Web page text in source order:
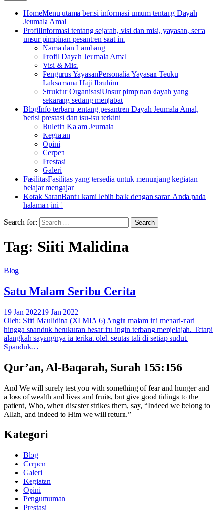
HomeMenu utama berisi informasi umum tentang Dayah
Jeumala Amal
ProfilInformasi tentang sejarah, visi dan misi, yayasan, serta
unsur pimpinan pesantren saat ini
Nama dan Lambang
Profil Dayah Jeumala Amal
Visi & Misi
Pengurus YayasanPersonalia Yayasan Teuku
Laksamana Haji Ibrahim
Struktur OrganisasiUnsur pimpinan dayah yang
sekarang sedang menjabat
BlogInfo terbaru tentang pesantren Dayah Jeumala Amal,
berisi prestasi dan isu-isu terkini
Buletin Kalam Jeumala
Kegiatan
Opini
Cerpen
Prestasi
Galeri
FasilitasFasilitas yang tersedia untuk menunjang kegiatan
belajar mengajar
Kotak SaranBantu kami lebih baik dengan saran Anda pada
halaman ini !
Search for:
Tag: Siiti Malidina
Blog
Satu Malam Seribu Cerita
19 Jan 202219 Jan 2022
Oleh: Sitti Maulidina (XI MIA 6) Angin malam ini menari-nari
hingga spanduk berukuran besar itu ingin terbang menjelajah. Tetapi
alangkah sayangnya ia terikat oleh seutas tali di setiap sudut.
Spanduk…
Qur’an, Al-Baqarah, Surah 155:156
And We will surely test you with something of fear and hunger and
a loss of wealth and lives and fruits, but give good tidings to the
patient, Who, when disaster strikes them, say, “Indeed we belong to
Allah, and indeed to Him we will return.”
Kategori
Blog
Cerpen
Galeri
Kegiatan
Opini
Pengumuman
Prestasi